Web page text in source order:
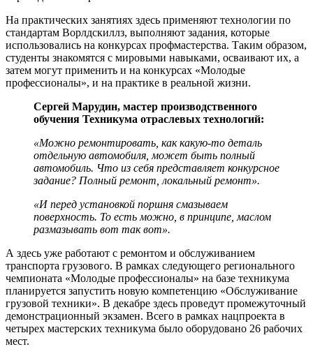
На практических занятиях здесь применяют технологии по
стандартам Ворлдскиллз, выполняют задания, которые
использовались на конкурсах профмастерства. Таким образом,
студенты знакомятся с мировыми навыками, осваивают их, а
затем могут применить и на конкурсах «Молодые
профессионалы», и на практике в реальной жизни.
Сергей Марудин, мастер производственного
обучения Техникума отраслевых технологий:
«Можно ремонтировать, как какую-то деталь
отдельную автомобиля, может быть полный
автомобиль. Что из себя представляет конкурсное
задание? Полный ремонт, локальный ремонт».
«И перед установкой поршня смазываем
поверхность. То есть можно, в принципе, маслом
размазывать вот так вот».
А здесь уже работают с ремонтом и обслуживанием
транспорта грузового. В рамках следующего регионального
чемпионата «Молодые профессионалы» на базе техникума
планируется запустить новую компетенцию «Обслуживание
грузовой техники». В декабре здесь проведут промежуточный
демонстрационный экзамен. Всего в рамках нацпроекта в
четырех мастерских техникума было оборудовано 26 рабочих
мест.